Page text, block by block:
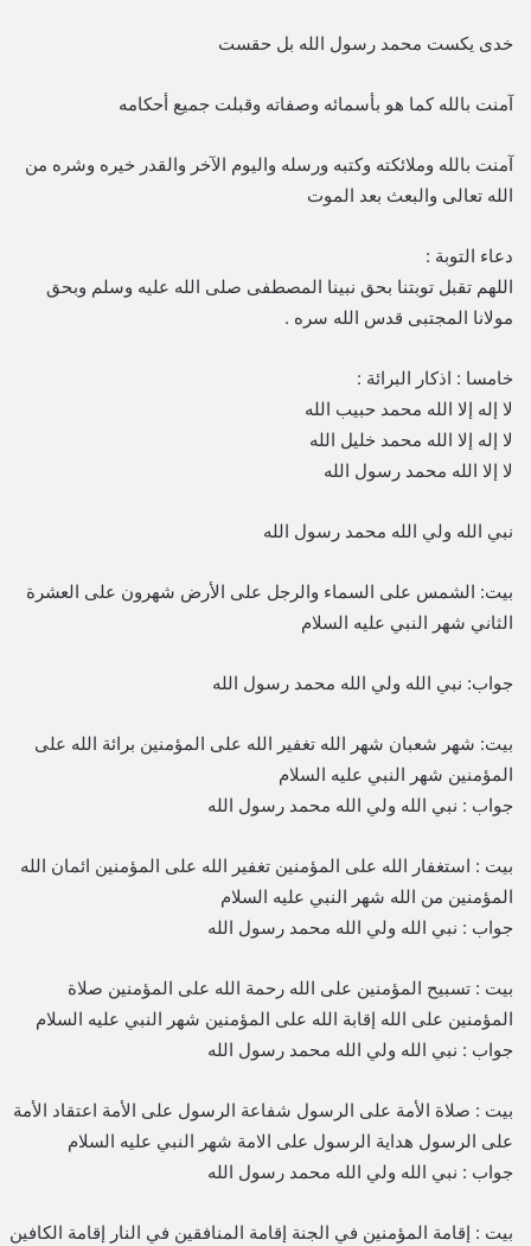
خدى يكست محمد رسول الله بل حقست
آمنت بالله كما هو بأسمائه وصفاته وقبلت جميع أحكامه
آمنت بالله وملائكته وكتبه ورسله واليوم الآخر والقدر خيره وشره من
الله تعالى والبعث بعد الموت
دعاء التوبة :
اللهم تقبل توبتنا بحق نبينا المصطفى صلى الله عليه وسلم وبحق
مولانا المجتبى قدس الله سره .
خامسا : اذكار البرائة :
لا إله إلا الله محمد حبيب الله
لا إله إلا الله محمد خليل الله
لا إلا الله محمد رسول الله
نبي الله ولي الله محمد رسول الله
بيت: الشمس على السماء والرجل على الأرض شهرون على العشرة
الثاني شهر النبي عليه السلام
جواب: نبي الله ولي الله محمد رسول الله
بيت: شهر شعبان شهر الله تغفير الله على المؤمنين برائة الله على
المؤمنين شهر النبي عليه السلام
جواب : نبي الله ولي الله محمد رسول الله
بيت : استغفار الله على المؤمنين تغفير الله على المؤمنين ائمان الله
المؤمنين من الله شهر النبي عليه السلام
جواب : نبي الله ولي الله محمد رسول الله
بيت : تسبيح المؤمنين على الله رحمة الله على المؤمنين صلاة
المؤمنين على الله إقابة الله على المؤمنين شهر النبي عليه السلام
جواب : نبي الله ولي الله محمد رسول الله
بيت : صلاة الأمة على الرسول شفاعة الرسول على الأمة اعتقاد الأمة
على الرسول هداية الرسول على الامة شهر النبي عليه السلام
جواب : نبي الله ولي الله محمد رسول الله
بيت : إقامة المؤمنين في الجنة إقامة المنافقين في النار إقامة الكافين